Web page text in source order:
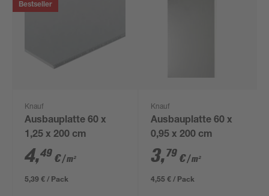
Bestseller
Knauf
Ausbauplatte 60 x
1,25 x 200 cm
4,49 €/ m²
5,39 € / Pack
Knauf
Ausbauplatte 60 x
0,95 x 200 cm
3,79 €/ m²
4,55 € / Pack